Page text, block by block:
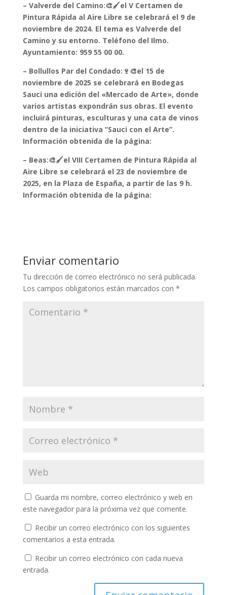
– Valverde del Camino:🎨🖌️el V Certamen de
Pintura Rápida al Aire Libre se celebrará el 9 de
noviembre de 2024. El tema es Valverde del
Camino y su entorno. Teléfono del Ilmo.
Ayuntamiento: 959 55 00 00.
– Bollullos Par del Condado:🍷🎨el 15 de
noviembre de 2025 se celebrará en Bodegas
Sauci una edición del «Mercado de Arte», donde
varios artistas expondrán sus obras. El evento
incluirá pinturas, esculturas y una cata de vinos
dentro de la iniciativa “Sauci con el Arte”.
Información obtenida de la página:
– Beas:🎨🖌️el VIII Certamen de Pintura Rápida al
Aire Libre se celebrará el 23 de noviembre de
2025, en la Plaza de España, a partir de las 9 h.
Información obtenida de la página:
Enviar comentario
Tu dirección de correo electrónico no será publicada.
Los campos obligatorios están marcados con *
Guarda mi nombre, correo electrónico y web en
este navegador para la próxima vez que comente.
Recibir un correo electrónico con los siguientes
comentarios a esta entrada.
Recibir un correo electrónico con cada nueva
entrada.